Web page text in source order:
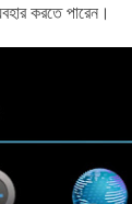
করতে পারেন।